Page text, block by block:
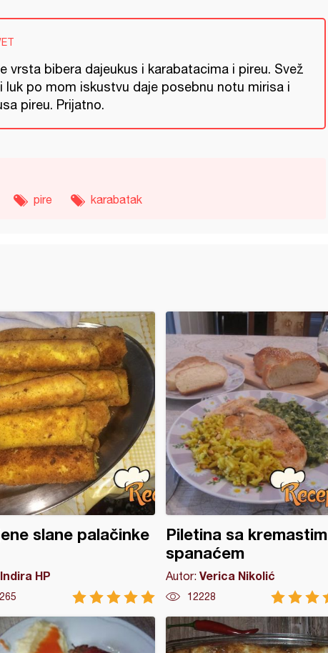
vrsta bibera dajeukus i karabatacima i pireu. Svež
luk po mom iskustvu daje posebnu notu mirisa i
pireu. Prijatno.
pire karabatak
slane palačinke
Indira HP
Piletina sa kremastim
spanaćem
Autor: Verica Nikolić
12228